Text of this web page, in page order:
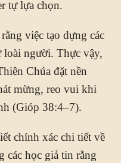
tự lựa chọn.
việc tạo dựng các
loài người. Thực vậy,
Chúa đặt nền
mừng, reo vui khi
(Gióp 38:4–7).
chính xác chi tiết về
các học giả tin rằng